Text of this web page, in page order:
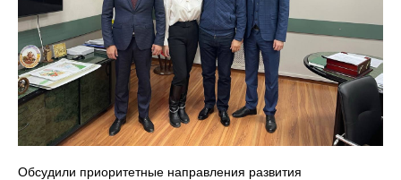
Обсудили приоритетные направления развития